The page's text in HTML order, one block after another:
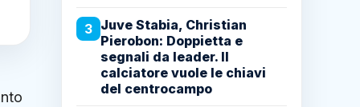
3 Juve Stabia, Christian
Pierobon: Doppietta e
segnali da leader. Il
calciatore vuole le chiavi
del centrocampo